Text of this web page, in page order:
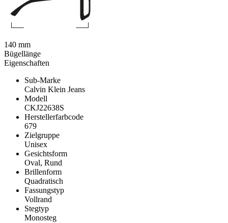
Eigenschaften
Sub-Marke
Calvin Klein Jeans
Modell
CKJ22638S
Herstellerfarbcode
679
Zielgruppe
Unisex
Gesichtsform
Oval, Rund
Brillenform
Quadratisch
Fassungstyp
Vollrand
Stegtyp
Monosteg
140 mm
Bügellänge